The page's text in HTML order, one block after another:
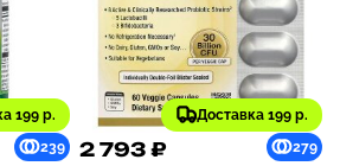
199 р.
239
Доставка 199 р.
2 793 ₽ 279